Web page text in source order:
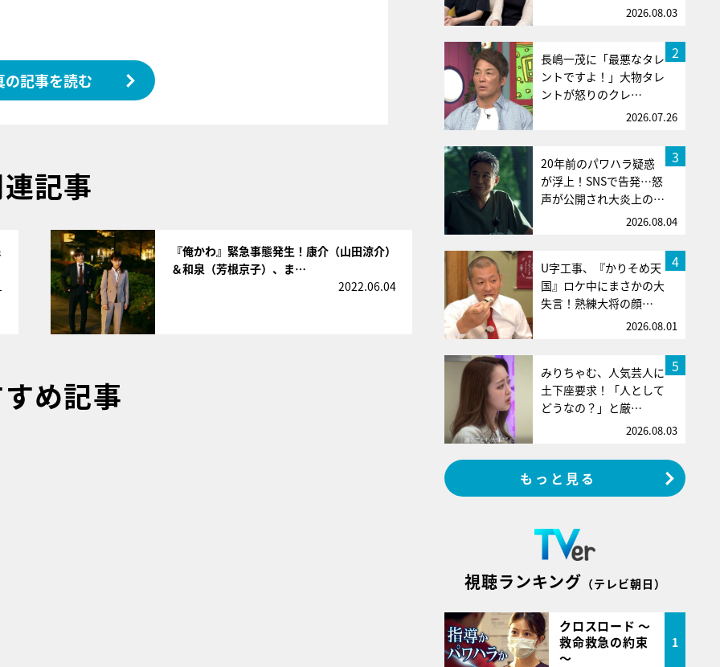
の記事を読む
記事
『俺かわ』緊急事態発生！康介（山田涼介）
＆和泉（芳根京子）、ま…
2022.06.04
め記事
2026.08.03
2
長嶋一茂に「最悪なタレ
ントですよ！」大物タレ
ントが怒りのクレ…
2026.07.26
3
20年前のパワハラ疑惑
が浮上！SNSで告発…怒
声が公開され大炎上の…
2026.08.04
4
U字工事、『かりそめ天
国』ロケ中にまさかの大
失言！熟練大将の顔…
2026.08.01
5
みりちゃむ、人気芸人に
土下座要求！「人として
どうなの？」と厳…
2026.08.03
もっと見る
視聴ランキング （テレビ朝日）
クロスロード ～
救命救急の約束
～
1